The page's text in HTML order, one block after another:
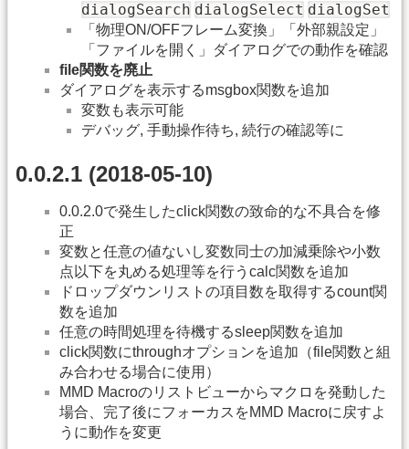
dialogSearch dialogSelect dialogSet
「物理ON/OFFフレーム変換」「外部親設定」
「ファイルを開く」ダイアログでの動作を確認
file関数を廃止
ダイアログを表示するmsgbox関数を追加
変数も表示可能
デバッグ, 手動操作待ち, 続行の確認等に
0.0.2.1 (2018-05-10)
0.0.2.0で発生したclick関数の致命的な不具合を修
正
変数と任意の値ないし変数同士の加減乗除や小数
点以下を丸める処理等を行うcalc関数を追加
ドロップダウンリストの項目数を取得するcount関
数を追加
任意の時間処理を待機するsleep関数を追加
click関数にthroughオプションを追加（file関数と組
み合わせる場合に使用）
MMD Macroのリストビューからマクロを発動した
場合、完了後にフォーカスをMMD Macroに戻すよ
うに動作を変更